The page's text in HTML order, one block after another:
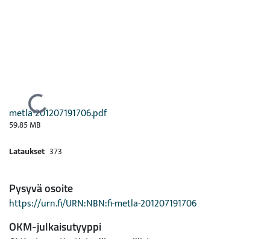
Ladataan...
metla-201207191706.pdf
59.85 MB
Lataukset 373
Pysyvä osoite
https://urn.fi/URN:NBN:fi-metla-201207191706
OKM-julkaisutyyppi